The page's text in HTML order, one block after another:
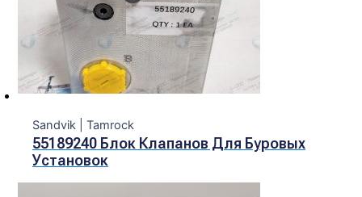
Sandvik | Tamroсk
55189240 Блок Клапанов Для Буровых
Установок